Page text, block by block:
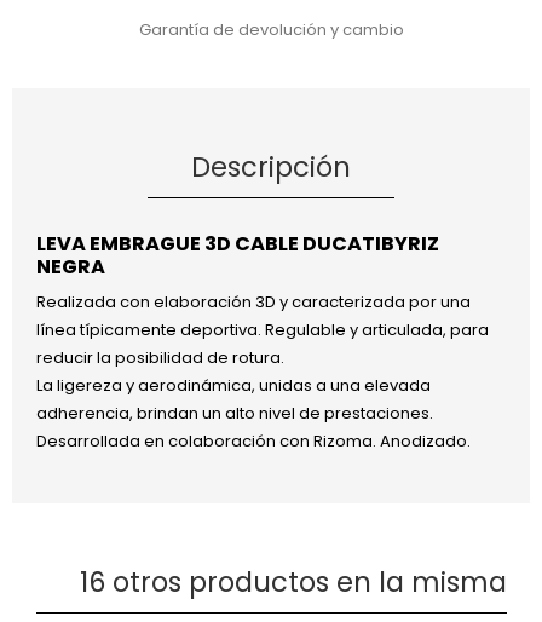
Garantía de devolución y cambio
Descripción
LEVA EMBRAGUE 3D CABLE DUCATIBYRIZ
NEGRA
Realizada con elaboración 3D y caracterizada por una
línea típicamente deportiva. Regulable y articulada, para
reducir la posibilidad de rotura.
La ligereza y aerodinámica, unidas a una elevada
adherencia, brindan un alto nivel de prestaciones.
Desarrollada en colaboración con Rizoma. Anodizado.
16 otros productos en la misma